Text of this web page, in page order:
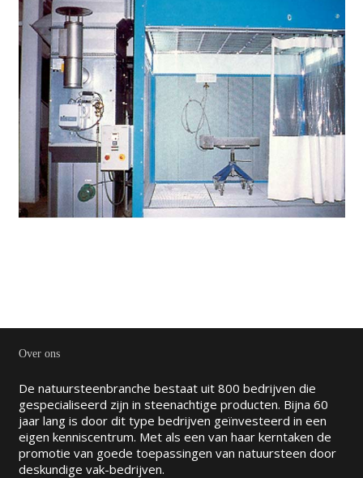
Over ons
De natuursteenbranche bestaat uit 800 bedrijven die
gespecialiseerd zijn in steenachtige producten. Bijna 60
jaar lang is door dit type bedrijven geïnvesteerd in een
eigen kenniscentrum. Met als een van haar kerntaken de
promotie van goede toepassingen van natuursteen door
deskundige vak-bedrijven.